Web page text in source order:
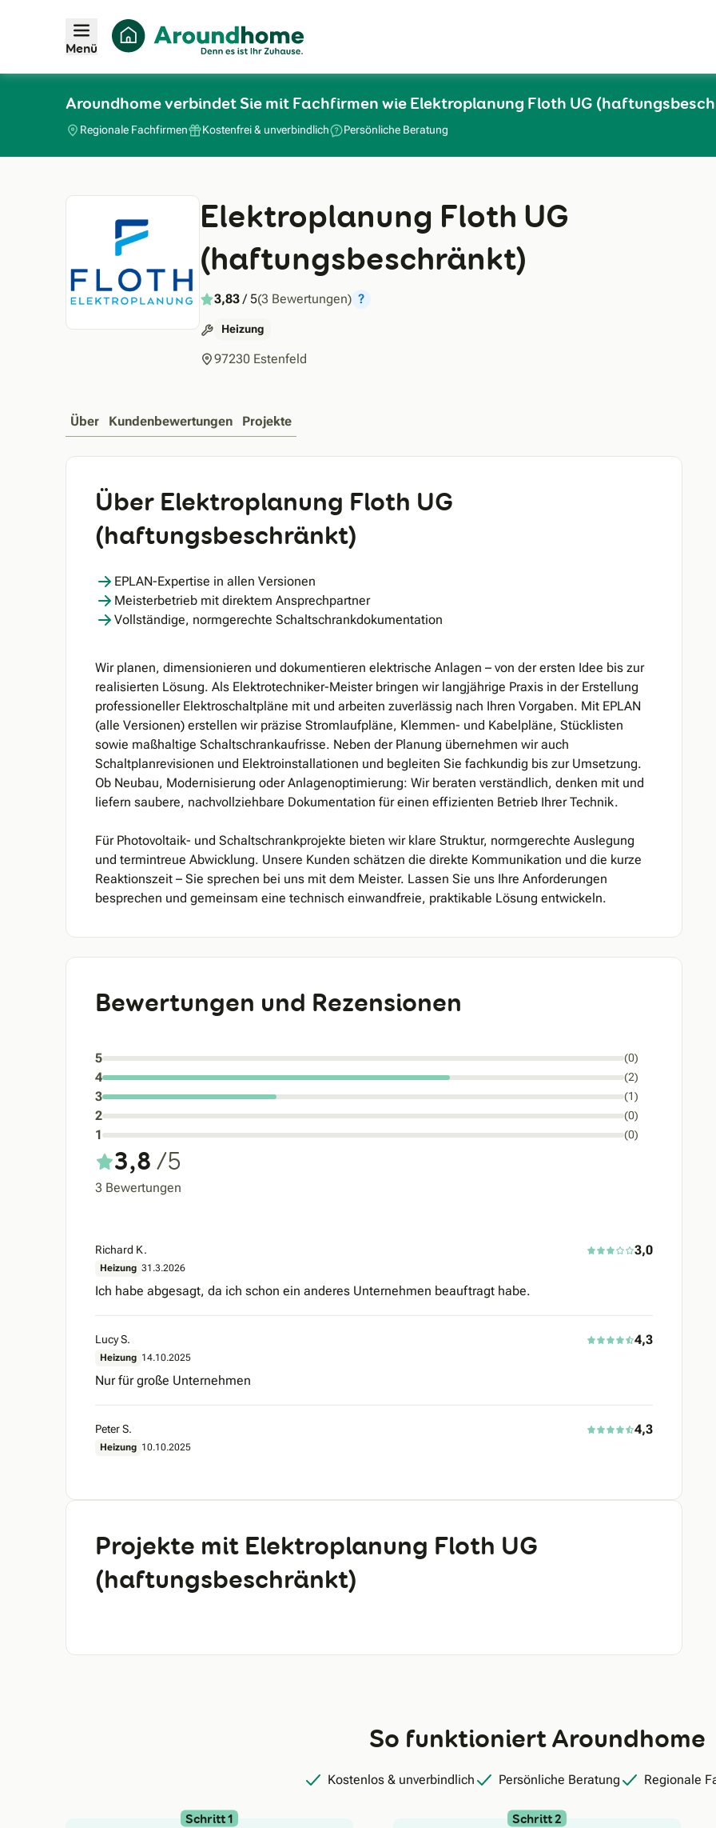
Menü
Aroundhome verbindet Sie mit Fachfirmen wie Elektroplanung Floth UG
Regionale Fachfirmen Kostenfrei & unverbindlich Persönliche Beratung
Elektroplanung Floth UG
(haftungsbeschränkt)
3,83/ 5(3 Bewertungen) ?
Heizung
97230 Estenfeld
Über Kundenbewertungen Projekte
Über Elektroplanung Floth UG
(haftungsbeschränkt)
EPLAN-Expertise in allen Versionen
Meisterbetrieb mit direktem Ansprechpartner
Vollständige, normgerechte Schaltschrankdokumentation
Wir planen, dimensionieren und dokumentieren elektrische Anlagen – von der ersten Idee bis zur
realisierten Lösung. Als Elektrotechniker-Meister bringen wir langjährige Praxis in der Erstellung
professioneller Elektroschaltpläne mit und arbeiten zuverlässig nach Ihren Vorgaben. Mit EPLAN
(alle Versionen) erstellen wir präzise Stromlaufpläne, Klemmen- und Kabelpläne, Stücklisten
sowie maßhaltige Schaltschrankaufrisse. Neben der Planung übernehmen wir auch
Schaltplanrevisionen und Elektroinstallationen und begleiten Sie fachkundig bis zur Umsetzung.
Ob Neubau, Modernisierung oder Anlagenoptimierung: Wir beraten verständlich, denken mit und
liefern saubere, nachvollziehbare Dokumentation für einen effizienten Betrieb Ihrer Technik.
Für Photovoltaik- und Schaltschrankprojekte bieten wir klare Struktur, normgerechte Auslegung
und termintreue Abwicklung. Unsere Kunden schätzen die direkte Kommunikation und die kurze
Reaktionszeit – Sie sprechen bei uns mit dem Meister. Lassen Sie uns Ihre Anforderungen
besprechen und gemeinsam eine technisch einwandfreie, praktikable Lösung entwickeln.
Bewertungen und Rezensionen
5 (0)
4 (2)
3 (1)
2 (0)
1 (0)
3,8 /5
3 Bewertungen
Richard K. 3,0
Heizung 31.3.2026
Ich habe abgesagt, da ich schon ein anderes Unternehmen beauftragt habe.
Lucy S. 4,3
Heizung 14.10.2025
Nur für große Unternehmen
Peter S. 4,3
Heizung 10.10.2025
Projekte mit Elektroplanung Floth UG
(haftungsbeschränkt)
So funktioniert Aroundhome
Kostenlos & unverbindlich Persönliche Beratung Regionale
Schritt 1 Schritt 2